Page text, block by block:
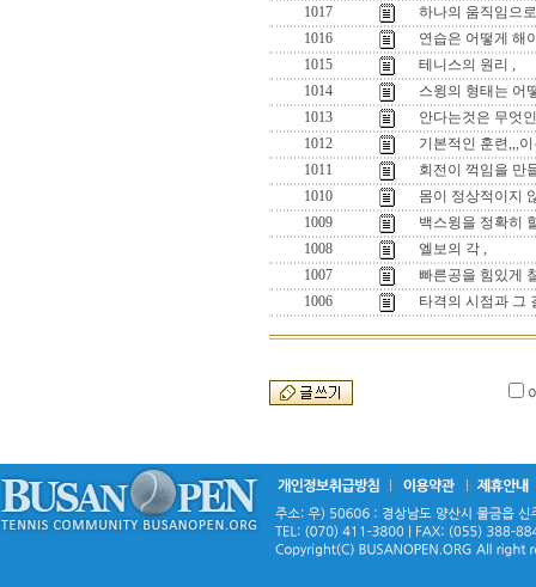
1017
하나의 움직임으
1016
연습은 어떻게 해
1015
테니스의 원리 ,
1014
스윙의 형태는 어
1013
안다는것은 무엇
1012
기본적인 훈련,,,
1011
회전이 꺽임을 만
1010
몸이 정상적이지
1009
백스윙을 정확히
1008
엘보의 각 ,
1007
빠른공을 힘있게
1006
타격의 시점과 그